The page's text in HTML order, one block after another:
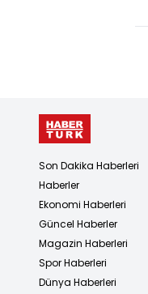
Son Dakika Haberleri
Haberler
Ekonomi Haberleri
Güncel Haberler
Magazin Haberleri
Spor Haberleri
Dünya Haberleri